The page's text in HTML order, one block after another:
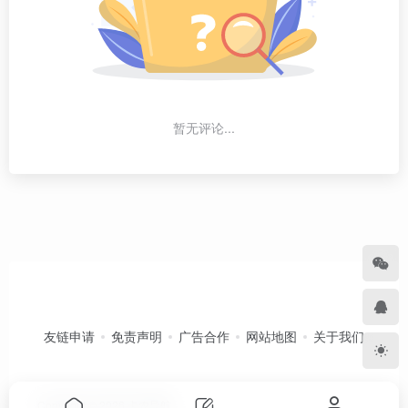
暂无评论...
友链申请 免责声明 广告合作 网站地图 关于我们
Copyright © 2026